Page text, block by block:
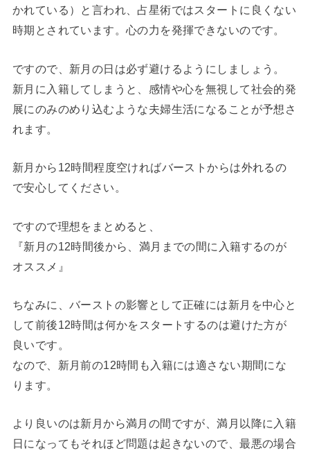
かれている）と言われ、占星術ではスタートに良くない
時期とされています。心の力を発揮できないのです。
ですので、新月の日は必ず避けるようにしましょう。
新月に入籍してしまうと、感情や心を無視して社会的発
展にのみのめり込むような夫婦生活になることが予想さ
れます。
新月から12時間程度空ければバーストからは外れるの
で安心してください。
ですので理想をまとめると、
『新月の12時間後から、満月までの間に入籍するのが
オススメ』
ちなみに、バーストの影響として正確には新月を中心と
して前後12時間は何かをスタートするのは避けた方が
良いです。
なので、新月前の12時間も入籍には適さない期間にな
ります。
より良いのは新月から満月の間ですが、満月以降に入籍
日になってもそれほど問題は起きないので、最悪の場合